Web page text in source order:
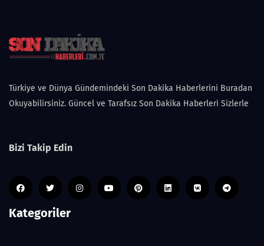
Türkiye ve Dünya Gündemindeki Son Dakika Haberlerini Buradan
Okuyabilirsiniz. Güncel ve Tarafsız Son Dakika Haberleri Sizlerle
Bizi Takip Edin
Kategoriler